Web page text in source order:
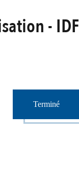
- IDF
Terminé